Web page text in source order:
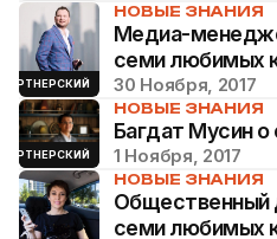
ПАРТНЕРСКИЙ
НОВЫЕ ЗНАНИЯ
Медиа-
семи любимых
30 Ноября, 2017
ПАРТНЕРСКИЙ
НОВЫЕ ЗНАНИЯ
Багдат Мусин
1 Ноября, 2017
НОВЫЕ ЗНАНИЯ
Общественный
семи любимых